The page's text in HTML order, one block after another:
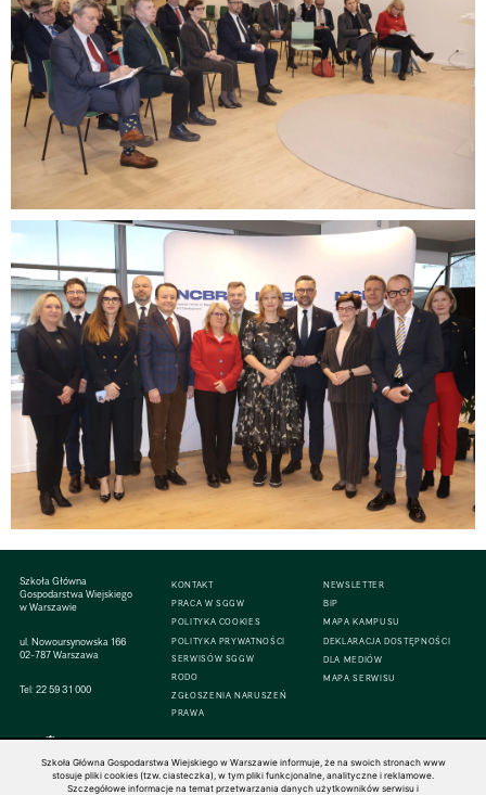
Szkoła Główna
Gospodarstwa Wiejskiego
w Warszawie
ul. Nowoursynowska 166
02-787 Warszawa
Tel:22 59 31 000
KONTAKT
PRACA W SGGW
POLITYKA COOKIES
POLITYKA PRYWATNOŚCI
SERWISÓW SGGW
RODO
ZGŁOSZENIA NARUSZEŃ
PRAWA
NEWSLETTER
BIP
MAPA KAMPUSU
DEKLARACJA DOSTĘPNOŚCI
DLA MEDIÓW
MAPA SERWISU
Szkoła Główna Gospodarstwa Wiejskiego w Warszawie informuje, że na swoich stronach www
stosuje pliki cookies (tzw. ciasteczka), w tym pliki funkcjonalne, analityczne i reklamowe.
Szczegółowe informacje na temat przetwarzania danych użytkowników serwisu i